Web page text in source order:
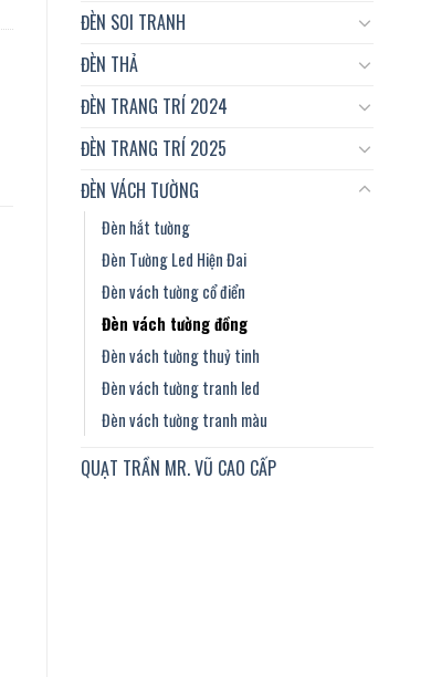
ĐÈN SOI TRANH
ĐÈN THẢ
ĐÈN TRANG TRÍ 2024
ĐÈN TRANG TRÍ 2025
ĐÈN VÁCH TƯỜNG
Đèn hắt tường
Đèn Tường Led Hiện Đai
Đèn vách tường cổ điển
Đèn vách tường đồng
Đèn vách tường thuỷ tinh
Đèn vách tường tranh led
Đèn vách tường tranh màu
QUẠT TRẦN MR. VŨ CAO CẤP